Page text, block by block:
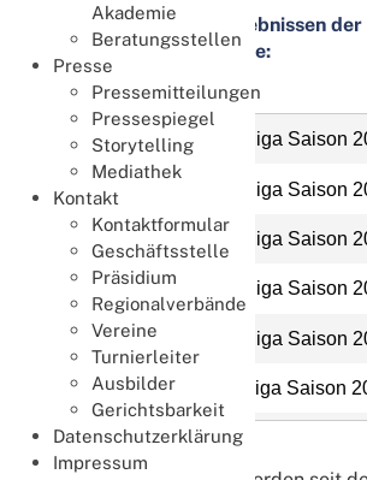
Akademie
Beratungsstellen
Presse
Pressemitteilungen
Pressespiegel
Storytelling
Mediathek
Kontakt
Kontaktformular
Geschäftsstelle
Präsidium
Regionalverbände
Vereine
Turnierleiter
Ausbilder
Gerichtsbarkeit
Datenschutzerklärung
Impressum
Hier geht es zu den Ergebnissen
der DBV Ergebnisanzeige:
21.03.2026 39. Bundesliga Saison
15.03.2025 38. Bundesliga Saison
20.01.2024 37. Bundesliga Saison
16.04.2023 36. Bundesliga Saison
26.05.2022 35. Bundesliga Saison
11.01.2020 34. Bundesliga Saison
19.01.2019 33. Bundesliga Saison